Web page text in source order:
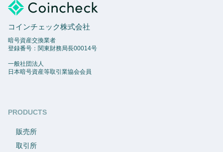
コインチェック株式会社
暗号資産交換業者
登録番号：関東財務局長00014号
一般社団法人
日本暗号資産等取引業協会会員
PRODUCTS
販売所
取引所